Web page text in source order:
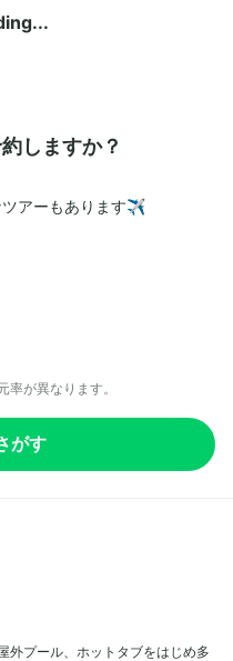
しますか？
ツアーもあります✈️
が異なります。
がす
プール、ホットタブをはじめ多